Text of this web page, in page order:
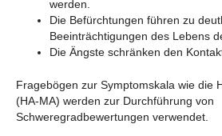
werden.
Die Befürchtungen führen zu
Beeinträchtigungen des Lebens
Die Ängste schränken den
Fragebögen zur Symptomskala wie die
(HA-MA) werden zur Durchführung von
Schweregradbewertungen verwendet.